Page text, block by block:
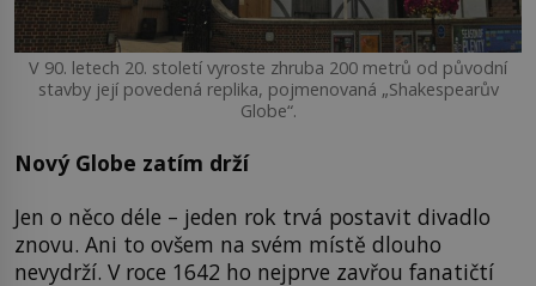
V 90. letech 20. století vyroste zhruba 200 metrů od původní
stavby její povedená replika, pojmenovaná „Shakespearův
Globe“.
Nový Globe zatím drží
Jen o něco déle – jeden rok trvá postavit divadlo
znovu. Ani to ovšem na svém místě dlouho
nevydrží. V roce 1642 ho nejprve zavřou fanatičtí